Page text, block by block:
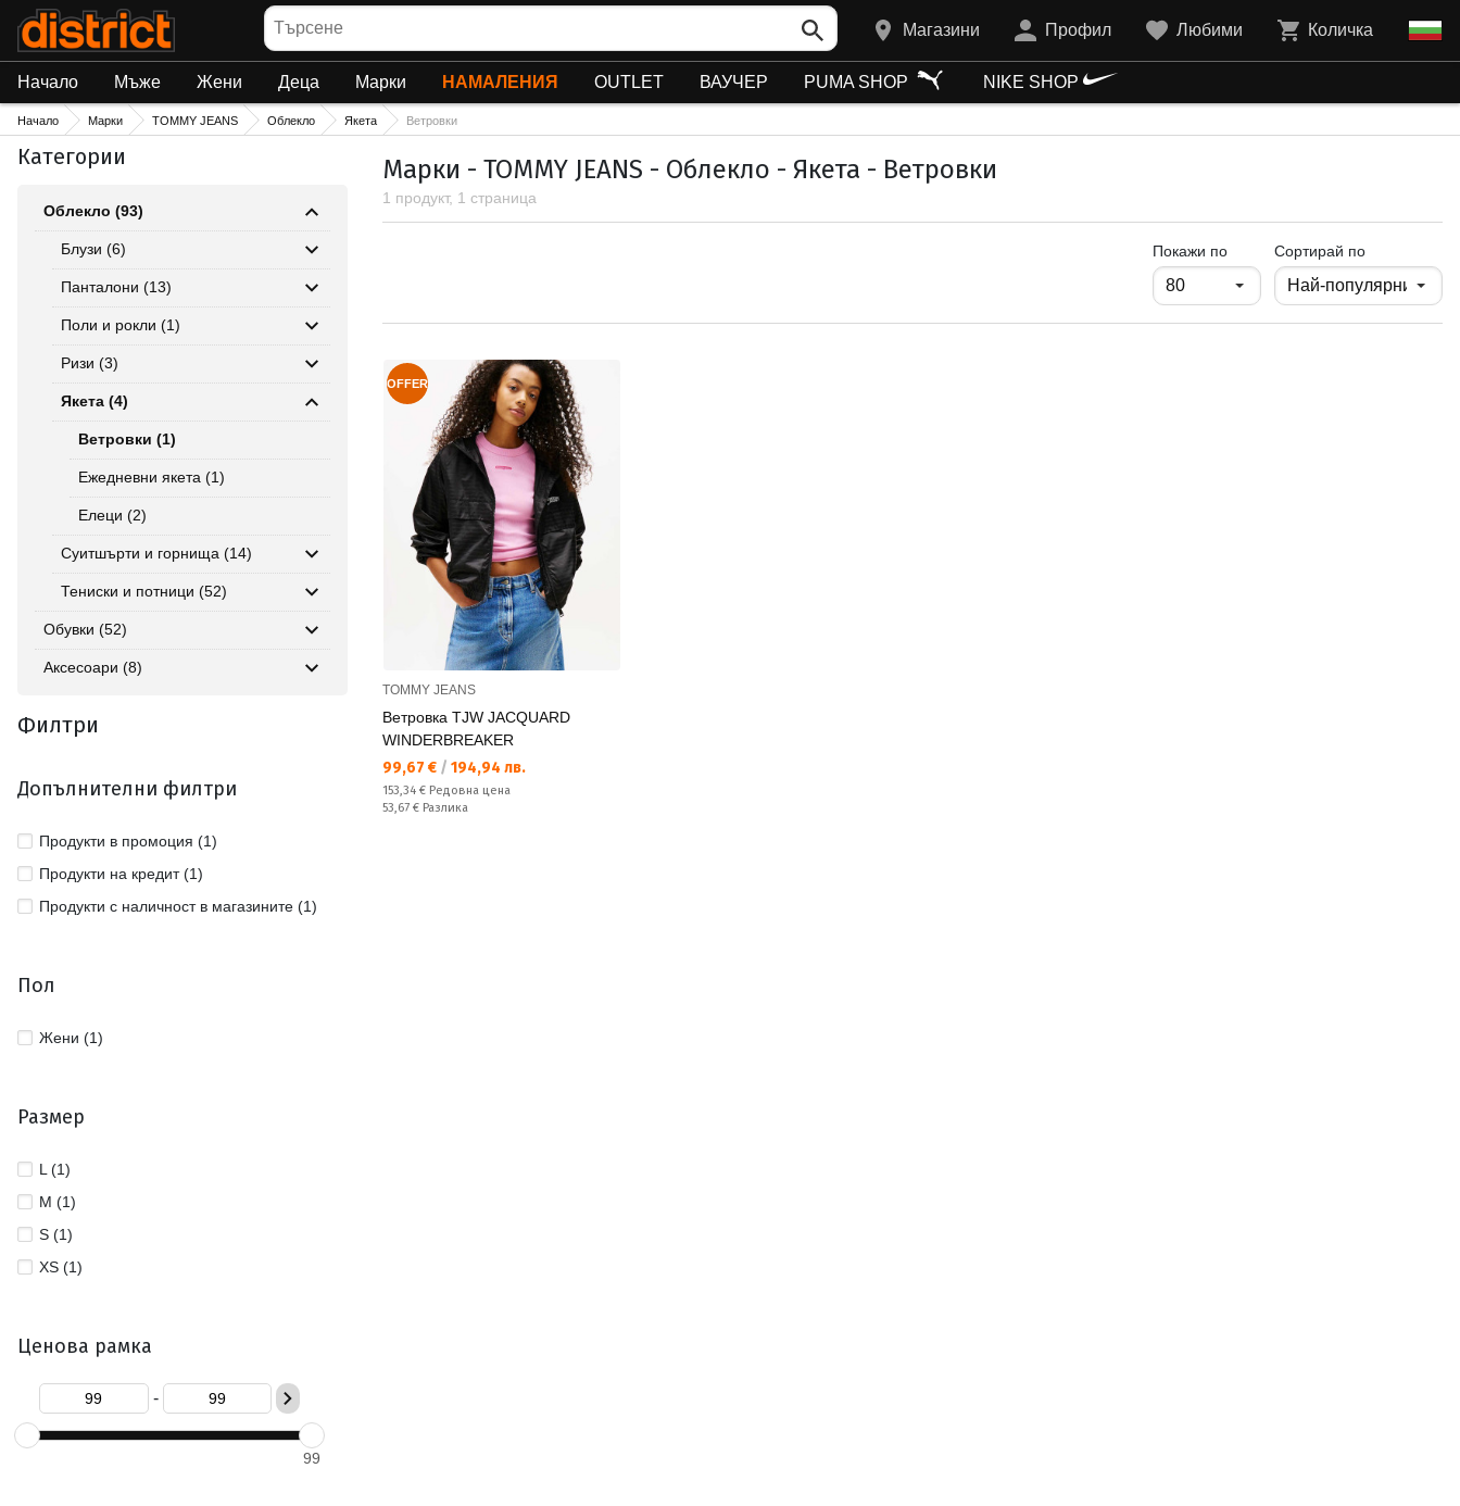
Търсене
Магазини Профил Любими Количка
Начало Мъже Жени Деца Марки НАМАЛЕНИЯ OUTLET ВАУЧЕР PUMA SHOP NIKE SHOP
Начало Марки TOMMY JEANS Облекло Якета Ветровки
Категории
Облекло (93)
Блузи (6)
Панталони (13)
Поли и рокли (1)
Ризи (3)
Якета (4)
Ветровки (1)
Ежедневни якета (1)
Елеци (2)
Суитшърти и горнища (14)
Тениски и потници (52)
Обувки (52)
Аксесоари (8)
Филтри
Допълнителни филтри
Продукти в промоция (1)
Продукти на кредит (1)
Продукти с наличност в магазините (1)
Пол
Жени (1)
Размер
L (1)
M (1)
S (1)
XS (1)
Ценова рамка
-
99
Марки - TOMMY JEANS - Облекло - Якета - Ветровки
1 продукт, 1 страница
Покажи попродукти на страница
Сортирай по
OFFER
TOMMY JEANS
Ветровка TJW JACQUARD
WINDERBREAKER
Текуща цена:
99,67 € / 194,94 лв.
Редовна цена:
153,34 € Редовна цена
Спестявате:
53,67 € Разлика